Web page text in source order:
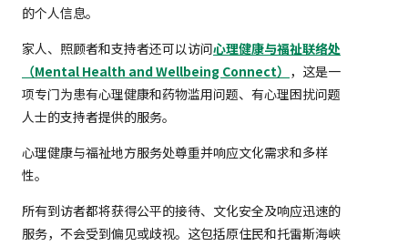
的个人信息。
家人、照顾者和支持者还可以访问心理健康与福祉联络处
（Mental Health and Wellbeing Connect） ，这是一
项专门为患有心理健康和药物滥用问题、有心理困扰问题
人士的支持者提供的服务。
心理健康与福祉地方服务处尊重并响应文化需求和多样
性。
所有到访者都将获得公平的接待、文化安全及响应迅速的
服务，不会受到偏见或歧视。这包括原住民和托雷斯海峡